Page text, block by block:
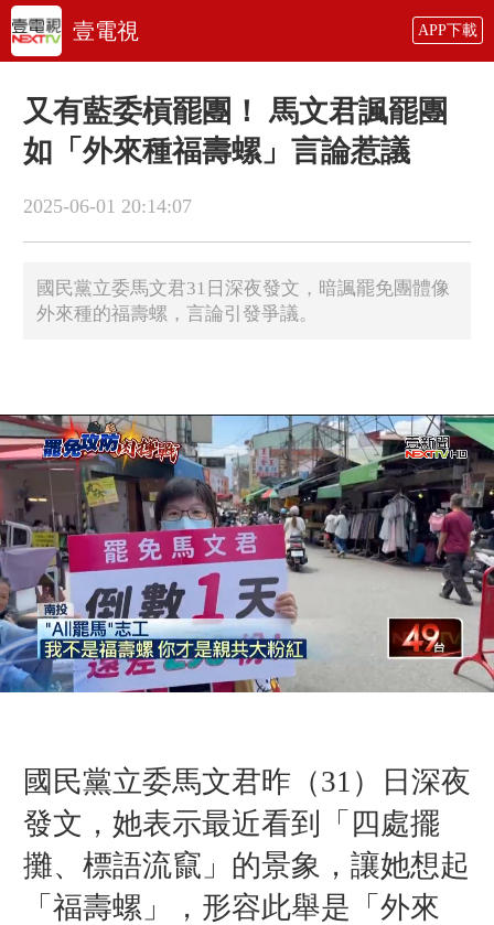
壹電視 APP下載
又有藍委槓罷團！ 馬文君諷罷團
如「外來種福壽螺」言論惹議
2025-06-01 20:14:07
國民黨立委馬文君31日深夜發文，暗諷罷免團體像
外來種的福壽螺，言論引發爭議。
國民黨立委馬文君昨（31）日深夜
發文，她表示最近看到「四處擺
攤、標語流竄」的景象，讓她想起
「 福壽螺 」 ，形容此舉是 「 外來